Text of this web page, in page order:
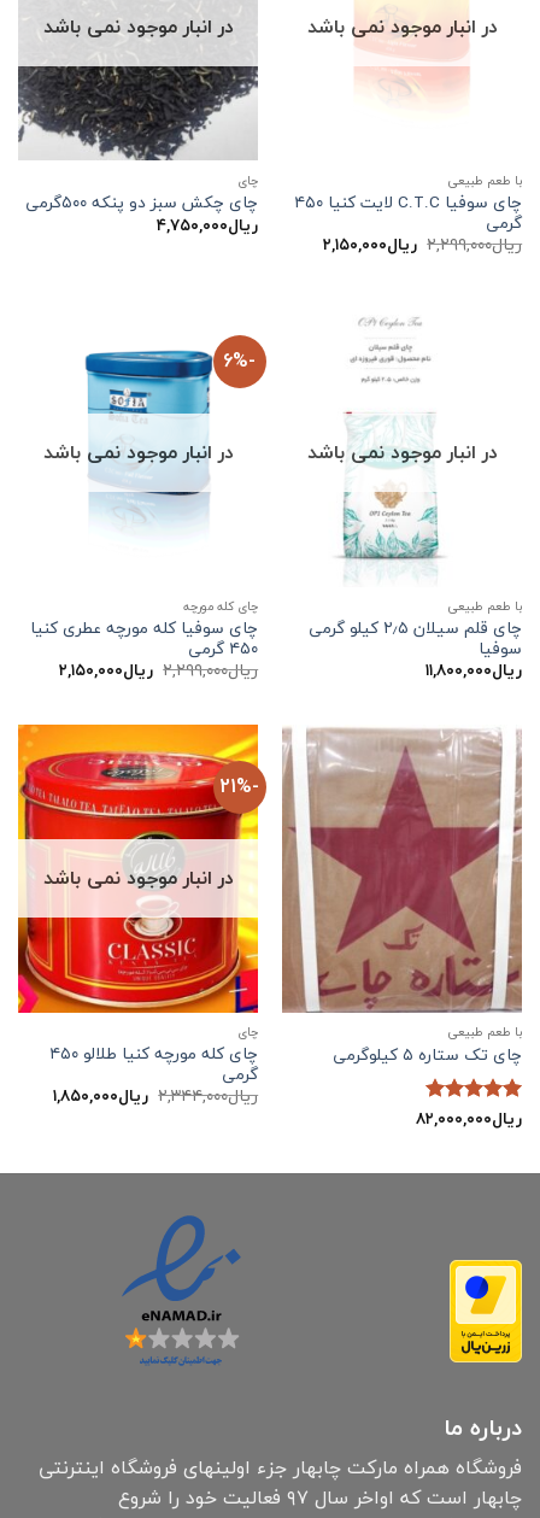
در انبار موجود نمی باشد
با طعم طبیعی
چای سوفیا C.T.C لایت کنیا ۴۵۰
گرمی
ریال۲,۲۹۹,۰۰۰ قیمت
اصلی:
ریال۲,۱۵۰,۰۰۰قیمت
فعلی:
در انبار موجود نمی باشد
چاي
چای چکش سبز دو پنکه ۵۰۰گرمی
ریال۴,۷۵۰,۰۰۰
در انبار موجود نمی باشد
با طعم طبیعی
چای قلم سیلان ۲٫۵ کیلو گرمی
سوفیا
ریال۱۱,۸۰۰,۰۰۰
-6%
در انبار موجود نمی باشد
چای کله مورچه
چای سوفیا کله مورچه عطری کنیا
۴۵۰ گرمی
ریال۲,۲۹۹,۰۰۰ قیمت
اصلی:
ریال۲,۱۵۰,۰۰۰قیمت
فعلی:
با طعم طبیعی
چای تک ستاره ۵ کیلوگرمی
نمره5 از
ریال۸۲,۰۰۰,۰۰۰
-21%
در انبار موجود نمی باشد
چاي
چای کله مورچه کنیا طلالو ۴۵۰
گرمی
ریال۲,۳۴۴,۰۰۰ قیمت
اصلی:
ریال۱,۸۵۰,۰۰۰قیمت
فعلی:
درباره ما
فروشگاه همراه مارکت چابهار جزء اولینهای فروشگاه اینترنتی
چابهار است که اواخر سال ۹۷ فعالیت خود را شروع